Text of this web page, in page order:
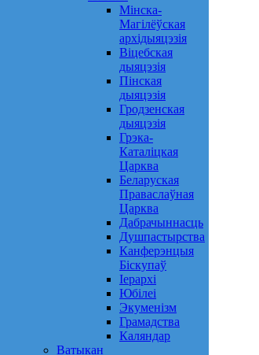
Мінска-
Магілёўская
архідыяцэзія
Віцебская
дыяцэзія
Пінская
дыяцэзія
Гродзенская
дыяцэзія
Грэка-
Каталіцкая
Царква
Беларуская
Праваслаўная
Царква
Дабрачыннасць
Душпастырства
Канферэнцыя
Біскупаў
Іерархі
Юбілеі
Экуменізм
Грамадства
Каляндар
Ватыкан